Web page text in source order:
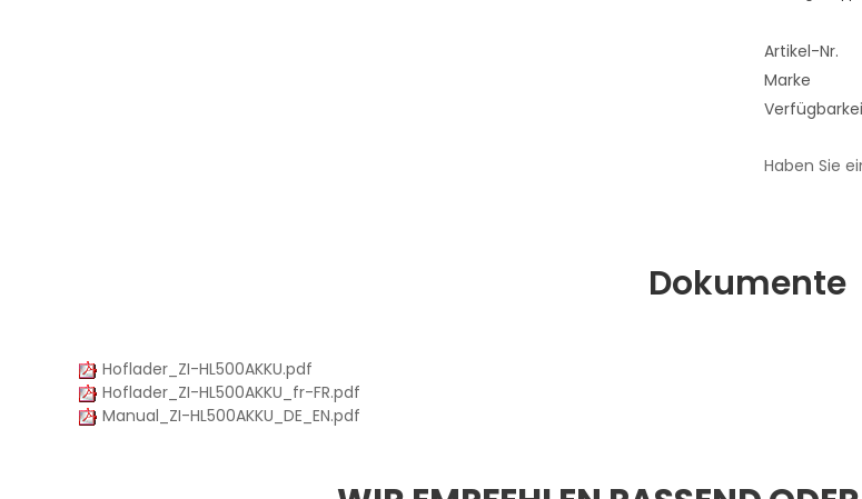
Artikel-Nr.
Marke
Haben Sie
Dokumente
Hoflader_ZI-HL500AKKU.pdf
Hoflader_ZI-HL500AKKU_fr-FR.pdf
Manual_ZI-HL500AKKU_DE_EN.pdf